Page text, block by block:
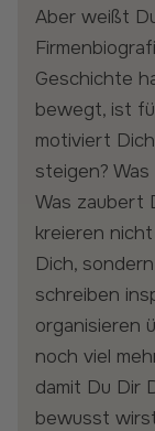
Aber weißt Du was? Hier soll es nicht um Fakten,
Geschichte
bewegt, ist
motiviert
steigen?
Was zaubert
kreieren
Dich,
schreiben
organisieren
noch viel
damit Du Dir
bewusst